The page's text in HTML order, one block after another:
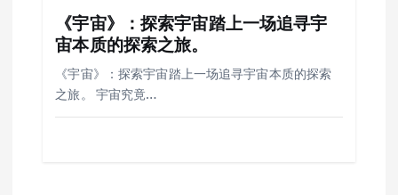
《宇宙》：探索宇宙踏上一场追寻宇
宙本质的探索之旅。
《宇宙》：探索宇宙踏上一场追寻宇宙本质的探索
之旅。 宇宙究竟…